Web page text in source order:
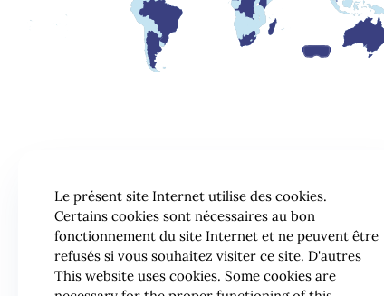
Le présent site Internet utilise des cookies.
Certains cookies sont nécessaires au bon
fonctionnement du site Internet et ne peuvent être
refusés si vous souhaitez visiter ce site. D'autres
This website uses cookies. Some cookies are